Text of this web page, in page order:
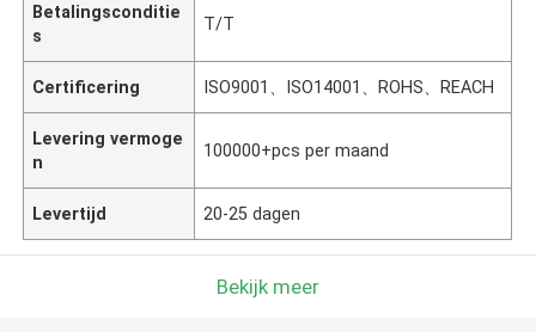
Betalingsconditie
s
T/T
Certificering ISO9001、ISO14001、ROHS、REACH
Levering vermoge
n
100000+pcs per maand
Levertijd 20-25 dagen
Bekijk meer